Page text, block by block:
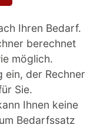
Ihren Bedarf.
berechnet
möglich.
ein, der Rechner
Sie.
Ihnen keine
Bedarfssatz